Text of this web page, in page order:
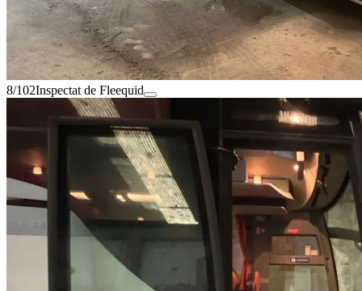
8/102Inspectat de Fleequid